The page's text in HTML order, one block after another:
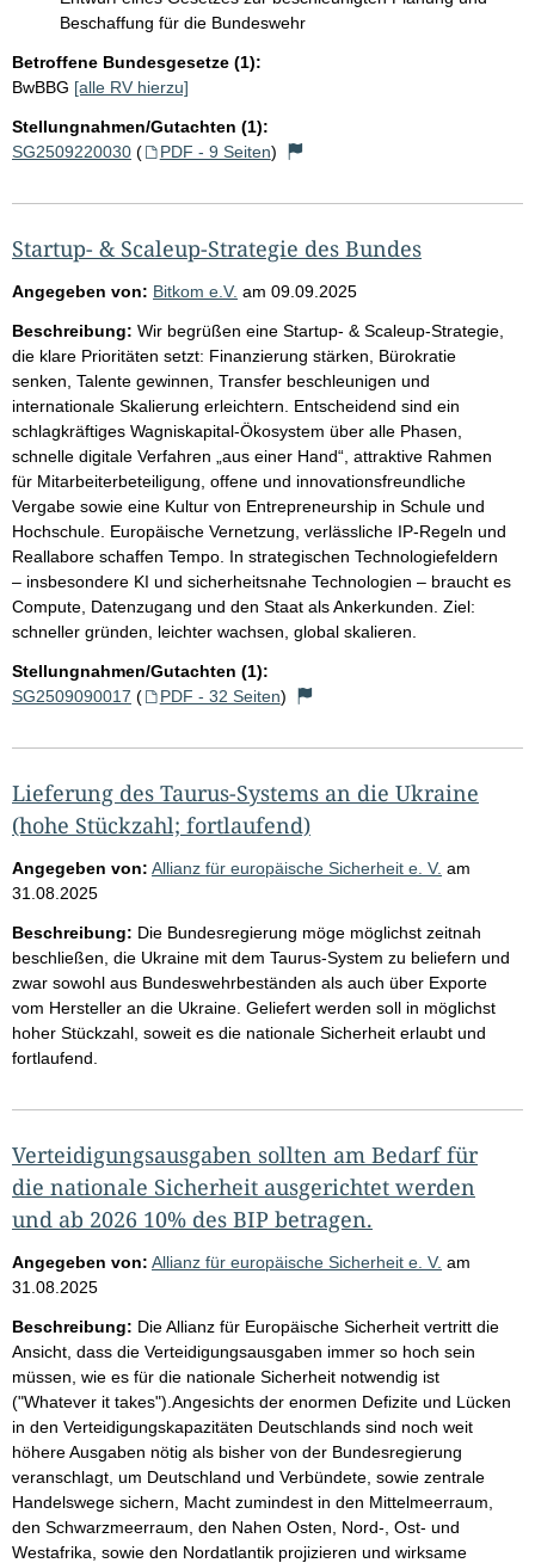
Beschaffung für die Bundeswehr
Betroffene Bundesgesetze (1):
BwBBG [alle RV hierzu]
Stellungnahmen/Gutachten (1):
SG2509220030 ( PDF - 9 Seiten)
Startup- & Scaleup-Strategie des Bundes
Angegeben von: Bitkom e.V. am 09.09.2025
Beschreibung: Wir begrüßen eine Startup- & Scaleup-Strategie,
die klare Prioritäten setzt: Finanzierung stärken, Bürokratie
senken, Talente gewinnen, Transfer beschleunigen und
internationale Skalierung erleichtern. Entscheidend sind ein
schlagkräftiges Wagniskapital-Ökosystem über alle Phasen,
schnelle digitale Verfahren „aus einer Hand“, attraktive Rahmen
für Mitarbeiterbeteiligung, offene und innovationsfreundliche
Vergabe sowie eine Kultur von Entrepreneurship in Schule und
Hochschule. Europäische Vernetzung, verlässliche IP-Regeln und
Reallabore schaffen Tempo. In strategischen Technologiefeldern
– insbesondere KI und sicherheitsnahe Technologien – braucht es
Compute, Datenzugang und den Staat als Ankerkunden. Ziel:
schneller gründen, leichter wachsen, global skalieren.
Stellungnahmen/Gutachten (1):
SG2509090017 ( PDF - 32 Seiten)
Lieferung des Taurus-Systems an die Ukraine
(hohe Stückzahl; fortlaufend)
Angegeben von: Allianz für europäische Sicherheit e. V. am
31.08.2025
Beschreibung: Die Bundesregierung möge möglichst zeitnah
beschließen, die Ukraine mit dem Taurus-System zu beliefern und
zwar sowohl aus Bundeswehrbeständen als auch über Exporte
vom Hersteller an die Ukraine. Geliefert werden soll in möglichst
hoher Stückzahl, soweit es die nationale Sicherheit erlaubt und
fortlaufend.
Verteidigungsausgaben sollten am Bedarf für
die nationale Sicherheit ausgerichtet werden
und ab 2026 10% des BIP betragen.
Angegeben von: Allianz für europäische Sicherheit e. V. am
31.08.2025
Beschreibung: Die Allianz für Europäische Sicherheit vertritt die
Ansicht, dass die Verteidigungsausgaben immer so hoch sein
müssen, wie es für die nationale Sicherheit notwendig ist
("Whatever it takes").Angesichts der enormen Defizite und Lücken
in den Verteidigungskapazitäten Deutschlands sind noch weit
höhere Ausgaben nötig als bisher von der Bundesregierung
veranschlagt, um Deutschland und Verbündete, sowie zentrale
Handelswege sichern, Macht zumindest in den Mittelmeerraum,
den Schwarzmeerraum, den Nahen Osten, Nord-, Ost- und
Westafrika, sowie den Nordatlantik projizieren und wirksame